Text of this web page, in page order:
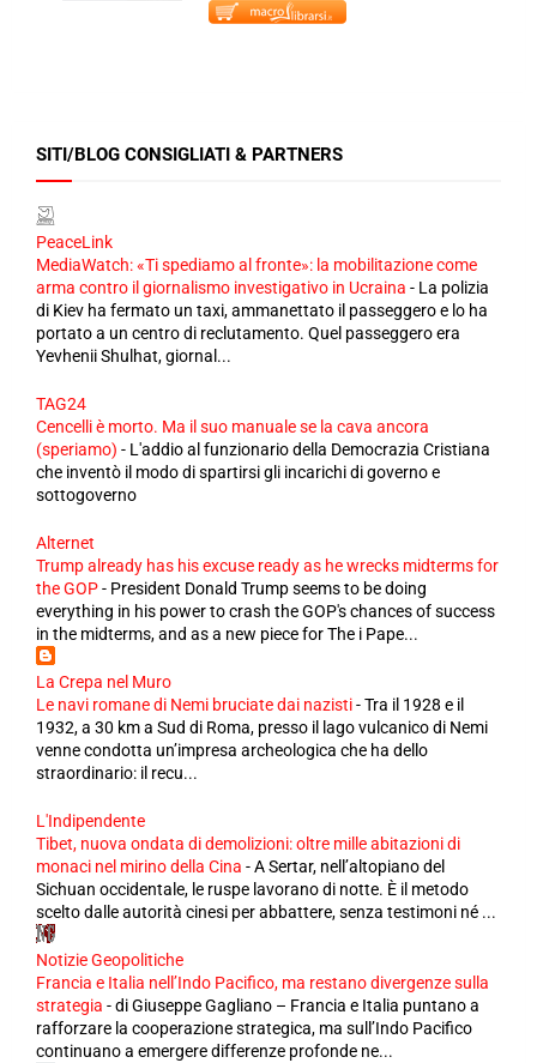
SITI/BLOG CONSIGLIATI & PARTNERS
PeaceLink
MediaWatch: «Ti spediamo al fronte»: la mobilitazione come
arma contro il giornalismo investigativo in Ucraina - La polizia
di Kiev ha fermato un taxi, ammanettato il passeggero e lo ha
portato a un centro di reclutamento. Quel passeggero era
Yevhenii Shulhat, giornal...
TAG24
Cencelli è morto. Ma il suo manuale se la cava ancora
(speriamo) - L'addio al funzionario della Democrazia Cristiana
che inventò il modo di spartirsi gli incarichi di governo e
sottogoverno
Alternet
Trump already has his excuse ready as he wrecks midterms for
the GOP- President Donald Trump seems to be doing
everything in his power to crash the GOP's chances of success
in the midterms, and as a new piece for The i Pape...
La Crepa nel Muro
Le navi romane di Nemi bruciate dai nazisti-Tra il 1928 e il
1932, a 30 km a Sud di Roma, presso il lago vulcanico di Nemi
venne condotta un’impresa archeologica che ha dello
straordinario: il recu...
L'Indipendente
Tibet, nuova ondata di demolizioni: oltre mille abitazioni di
monaci nel mirino della Cina -A Sertar, nell’altopiano del
Sichuan occidentale, le ruspe lavorano di notte. È il metodo
scelto dalle autorità cinesi per abbattere, senza testimoni né ...
Notizie Geopolitiche
Francia e Italia nell’Indo Pacifico, ma restano divergenze sulla
strategia -di Giuseppe Gagliano – Francia e Italia puntano a
rafforzare la cooperazione strategica, ma sull’Indo Pacifico
continuano a emergere differenze profonde ne...